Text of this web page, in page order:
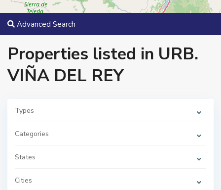
Advanced Search
Properties listed in URB.
VIÑA DEL REY
Types
Categories
States
Cities
R
B
I
D
E